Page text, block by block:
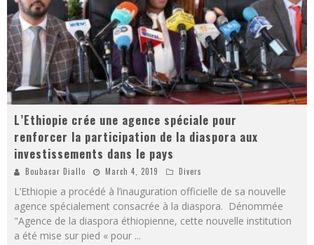
L’Ethiopie crée une agence spéciale pour
renforcer la participation de la diaspora aux
investissements dans le pays
Boubacar Diallo March 4, 2019 Divers
L’Ethiopie a procédé à l’inauguration officielle de sa nouvelle
agence spécialement consacrée à la diaspora. Dénommée
"Agence de la diaspora éthiopienne, cette nouvelle institution
a été mise sur pied « pour ...